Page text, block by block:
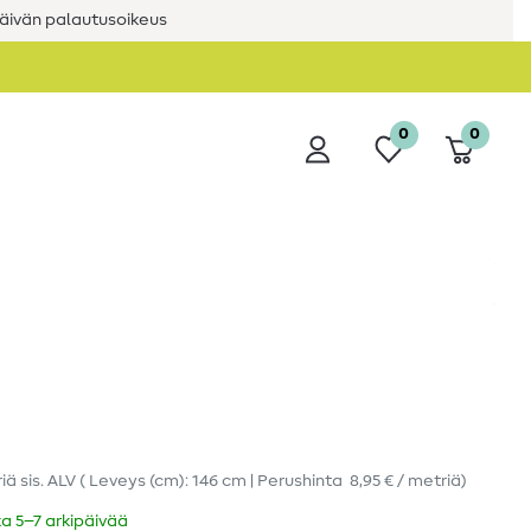
palautusoikeus
0 0
sis. ALV ( Leveys (cm): 146 cm | Perushinta 8,95 € / metriä)
5–7 arkipäivää